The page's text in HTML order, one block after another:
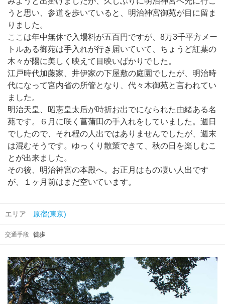
うと思い、参道を歩いていると、明治神宮御苑が目に留ま
りました。
ここは年中無休で入場料が五百円ですが、8万3千平方メー
トルある御苑は手入れが行き届いていて、ちょうど紅葉の
木々が陽に美しく映えて目映いばかりでした。
江戸時代加藤家、井伊家の下屋敷の庭園でしたが、明治時
代になって宮内省の所管となり、代々木御苑と言われてい
ました。
明治天皇、昭憲皇太后が時折お出でになられた由緒ある名
苑です。６月に咲く菖蒲田の手入れをしていました。週日
でしたので、それ程の人出ではありませんでしたが、週末
は混むそうです。ゆっくり散策できて、秋の日を楽しむこ
とが出来ました。
その後、明治神宮の本殿へ。お正月はもの凄い人出です
が、１ヶ月前はまだ空いています。
エリア 原宿(東京)
交通手段 徒歩